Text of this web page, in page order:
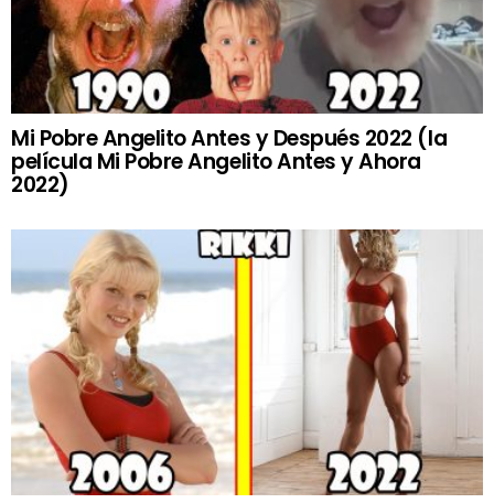
Mi Pobre Angelito Antes y Después 2022 (la
película Mi Pobre Angelito Antes y Ahora
2022)